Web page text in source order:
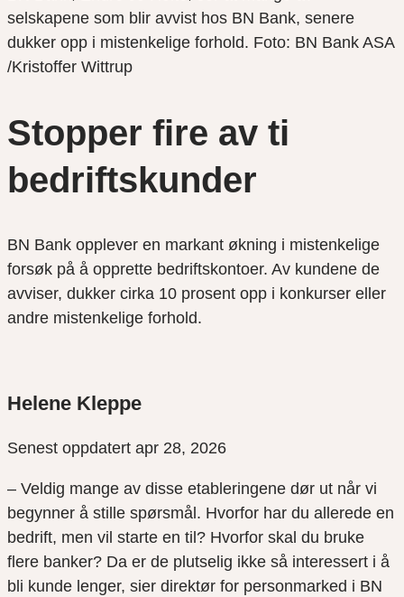
selskapene som blir avvist hos BN Bank, senere
dukker opp i mistenkelige forhold. Foto: BN Bank ASA
/Kristoffer Wittrup
Stopper fire av ti
bedriftskunder
BN Bank opplever en markant økning i mistenkelige
forsøk på å opprette bedriftskontoer. Av kundene de
avviser, dukker cirka 10 prosent opp i konkurser eller
andre mistenkelige forhold.
Helene Kleppe
Senest oppdatert apr 28, 2026
– Veldig mange av disse etableringene dør ut når vi
begynner å stille spørsmål. Hvorfor har du allerede en
bedrift, men vil starte en til? Hvorfor skal du bruke
flere banker? Da er de plutselig ikke så interessert i å
bli kunde lenger, sier direktør for personmarked i BN